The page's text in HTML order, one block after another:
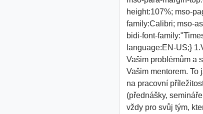
height:107%; mso-
family:Calibri; mso-
bidi-font-
language:EN-US;}
Vašim problémům a
Vašim mentorem. To
na pracovní
(přednášky,
vždy pro svůj tým,